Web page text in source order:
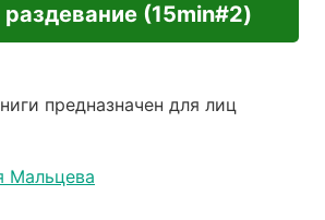
(15min#2)
предназначен для лиц
Мальцева